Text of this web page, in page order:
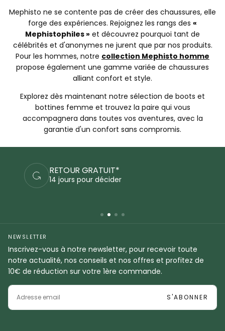
Mephisto ne se contente pas de créer des chaussures, elle
forge des expériences. Rejoignez les rangs des «
Mephistophiles » et découvrez pourquoi tant de
célébrités et d'anonymes ne jurent que par nos produits.
Pour les hommes, notre collection Mephisto homme
propose également une gamme variée de chaussures
alliant confort et style.
Explorez dès maintenant notre sélection de boots et
bottines femme et trouvez la paire qui vous
accompagnera dans toutes vos aventures, avec la
garantie d'un confort sans compromis.
PAIEMENTS SÉCURISÉS
Commandez en sécurité
NEWSLETTER
Inscrivez-vous à notre newsletter, pour recevoir toute
notre actualité, nos conseils et nos offres et profitez de
10€ de réduction sur votre 1ère commande.
EMAIL
S'ABONNER